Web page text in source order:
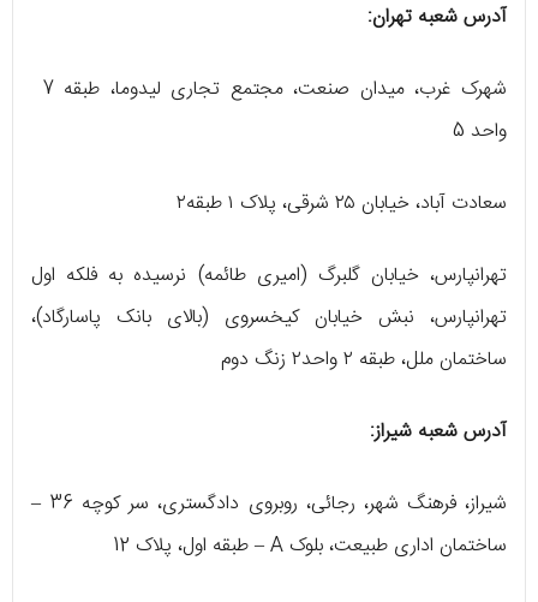
آدرس شعبه تهران:
واحد 5
سعادت آباد، خیابان ۲۵ شرقی، پلاک ۱ طبقه۲
تهرانپارس، خیابان گلبرگ (امیری طائمه) نرسیده به فلکه اول
تهرانپارس، نبش خیابان کیخسروی (بالای بانک پاسارگاد)،
ساختمان ملل، طبقه ۲ واحد۲ زنگ دوم
آدرس شعبه شیراز:
شیراز، فرهنگ شهر، رجائی، روبروی دادگستری، سر کوچه 36 –
ساختمان اداری طبیعت، بلوک A – طبقه اول، پلاک 12